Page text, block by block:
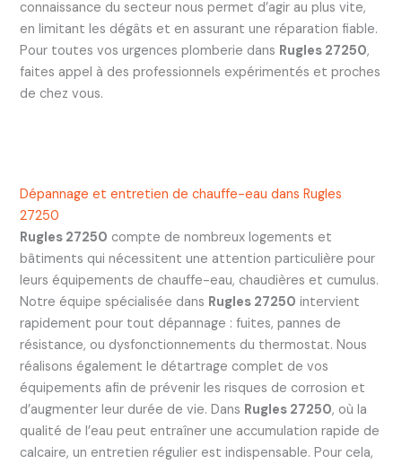
connaissance du secteur nous permet d’agir au plus vite,
en limitant les dégâts et en assurant une réparation fiable.
Pour toutes vos urgences plomberie dans Rugles 27250,
faites appel à des professionnels expérimentés et proches
de chez vous.
Dépannage et entretien de chauffe-eau dans Rugles
27250
Rugles 27250 compte de nombreux logements et
bâtiments qui nécessitent une attention particulière pour
leurs équipements de chauffe-eau, chaudières et cumulus.
Notre équipe spécialisée dans Rugles 27250 intervient
rapidement pour tout dépannage : fuites, pannes de
résistance, ou dysfonctionnements du thermostat. Nous
réalisons également le détartrage complet de vos
équipements afin de prévenir les risques de corrosion et
d’augmenter leur durée de vie. Dans Rugles 27250, où la
qualité de l’eau peut entraîner une accumulation rapide de
calcaire, un entretien régulier est indispensable. Pour cela,